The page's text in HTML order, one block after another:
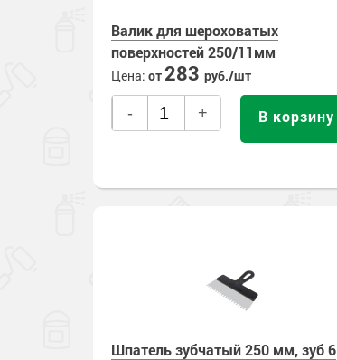
Валик для шероховатых
поверхностей 250/11мм
Цена: от283 руб./шт
- + В корзину
Шпатель зубчатый 250 мм, зуб 6